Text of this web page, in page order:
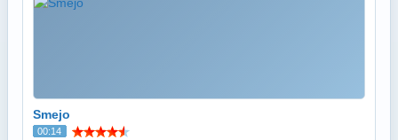
Smejo
00:14